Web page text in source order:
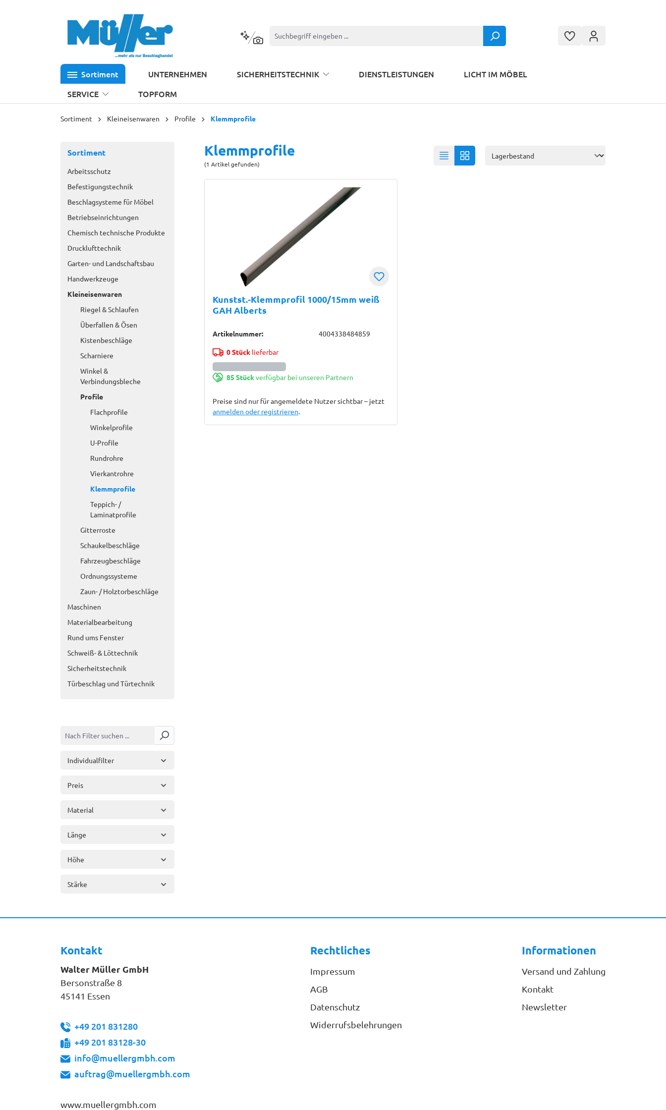
Kontextbasierte Suche
Sortiment UNTERNEHMEN SICHERHEITSTECHNIK DIENSTLEISTUNGEN
LICHT IM MÖBEL
SERVICE
TOPFORM
Sortiment Kleineisenwaren Profile Klemmprofile
Sortiment
Arbeitsschutz
Befestigungstechnik
Beschlagsysteme für Möbel
Betriebseinrichtungen
Chemisch technische Produkte
Drucklufttechnik
Garten- und Landschaftsbau
Handwerkzeuge
Kleineisenwaren
Riegel & Schlaufen
Überfallen & Ösen
Kistenbeschläge
Scharniere
Winkel &
Verbindungsbleche
Profile
Flachprofile
Winkelprofile
U-Profile
Rundrohre
Vierkantrohre
Klemmprofile
Teppich- /
Laminatprofile
Gitterroste
Schaukelbeschläge
Fahrzeugbeschläge
Ordnungssysteme
Zaun- / Holztorbeschläge
Maschinen
Materialbearbeitung
Rund ums Fenster
Schweiß- & Löttechnik
Sicherheitstechnik
Türbeschlag und Türtechnik
Individualfilter
Preis
Material
Länge
Höhe
Stärke
Klemmprofile
(1 Artikel gefunden)
Kunstst.-Klemmprofil 1000/15mm weiß
GAH Alberts
Artikelnummer: 4004338484859
0 Stücklieferbar
85 Stückverfügbar bei unseren Partnern
Preise sind nur für angemeldete Nutzer sichtbar – jetzt
anmelden oder registrieren.
Kontakt
Walter Müller GmbH
Bersonstraße 8
45141 Essen
+49 201 831280
+49 201 83128-30
info@muellergmbh.com
auftrag@muellergmbh.com
www.muellergmbh.com
Rechtliches
Impressum
AGB
Datenschutz
Widerrufsbelehrungen
Informationen
Versand und Zahlung
Kontakt
Newsletter